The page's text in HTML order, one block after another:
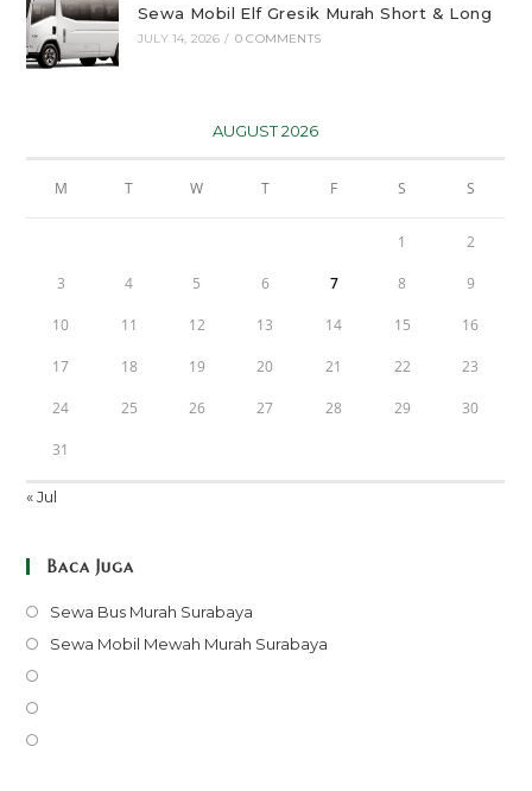
Sewa Mobil Elf Gresik Murah Short & Long
JULY 14, 2026 / 0 COMMENTS
AUGUST 2026
M T W T F S S
1 2
3 4 5 6 7 8 9
10 11 12 13 14 15 16
17 18 19 20 21 22 23
24 25 26 27 28 29 30
31
« Jul
Baca Juga
Sewa Bus Murah Surabaya
in
Sewa Mobil Mewah Murah Surabaya